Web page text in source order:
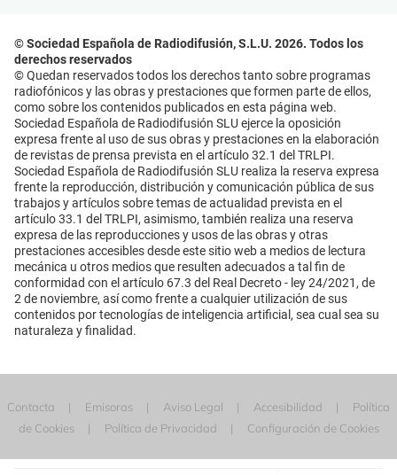
© Sociedad Española de Radiodifusión, S.L.U. 2026. Todos los
derechos reservados
© Quedan reservados todos los derechos tanto sobre programas
radiofónicos y las obras y prestaciones que formen parte de ellos,
como sobre los contenidos publicados en esta página web.
Sociedad Española de Radiodifusión SLU ejerce la oposición
expresa frente al uso de sus obras y prestaciones en la elaboración
de revistas de prensa prevista en el artículo 32.1 del TRLPI.
Sociedad Española de Radiodifusión SLU realiza la reserva expresa
frente la reproducción, distribución y comunicación pública de sus
trabajos y artículos sobre temas de actualidad prevista en el
artículo 33.1 del TRLPI, asimismo, también realiza una reserva
expresa de las reproducciones y usos de las obras y otras
prestaciones accesibles desde este sitio web a medios de lectura
mecánica u otros medios que resulten adecuados a tal fin de
conformidad con el artículo 67.3 del Real Decreto - ley 24/2021, de
2 de noviembre, así como frente a cualquier utilización de sus
contenidos por tecnologías de inteligencia artificial, sea cual sea su
naturaleza y finalidad.
Contacta Emisoras Aviso Legal Accesibilidad
Política
de Cookies
Política de Privacidad Configuración de Cookies